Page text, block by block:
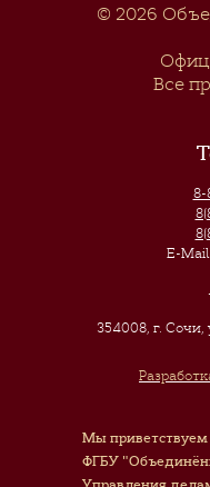
© 2026
Все
8-
E-
354008, г. Сочи,
Мы приветствуем
ФГБУ